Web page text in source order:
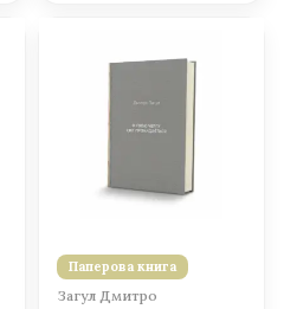
Паперова книга
Загул Дмитро